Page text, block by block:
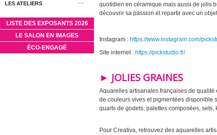
LES ATELIERS
LISTE DES EXPOSANTS 2026
LE SALON EN IMAGES
ÉCO-ENGAGÉ
quotidien en céramique mais aussi de jolis
découvrir sa passion et repartir avec un
Instagram : https://www.instagram.com/
Site internet : https://pickstudio.fr/
► JOLIES GRAINES
Aquarelles artisanales françaises de
de couleurs vives et pigmentées disponible
quarts de godets, palettes composées,
Pour Creativa, retrouvez des aquarelles